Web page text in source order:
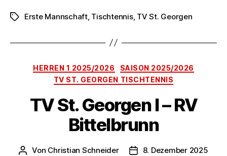
Schlagwörter
Erste Mannschaft, Tischtennis, TV St. Georgen
Kategorien
HERREN 1 2025/2026
SAISON 2025/2026
TV ST. GEORGEN TISCHTENNIS
TV St. Georgen I – RV
Bittelbrunn
Beitragsautor
Von Christian Schneider Veröffentlichungsdatum
8. Dezember 2025